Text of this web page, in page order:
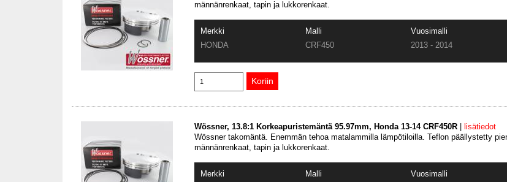
männänrenkaat, tapin ja lukkorenkaat.
Merkki Malli
Vuosimalli
HONDA
CRF450 2013 - 2014
Wössner, 13.8:1 Korkeapuristemäntä 95.97mm, Honda 13-14 CRF450R
lisätiedot
Wössner takomäntä. Enemmän tehoa matalammilla lämpötiloilla. Teflon päällystetty
männänrenkaat, tapin ja lukkorenkaat.
Merkki Malli
Vuosimalli